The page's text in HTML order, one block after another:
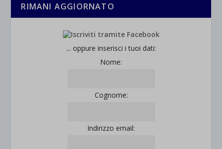
RIMANI AGGIORNATO
... oppure inserisci i tuoi dati:
Nome:
Cognome:
Indirizzo email: